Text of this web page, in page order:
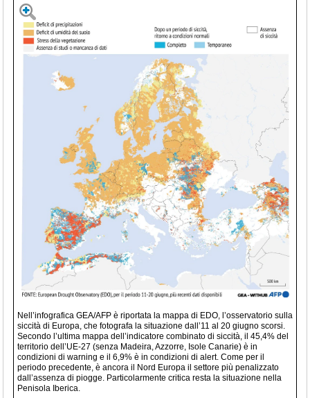
Nell’infografica GEA/AFP è riportata la mappa di EDO, l’osservatorio sulla
siccità di Europa, che fotografa la situazione dall’11 al 20 giugno scorsi.
Secondo l’ultima mappa dell’indicatore combinato di siccità, il 45,4% del
territorio dell’UE-27 (senza Madeira, Azzorre, Isole Canarie) è in
condizioni di warning e il 6,9% è in condizioni di alert. Come per il
periodo precedente, è ancora il Nord Europa il settore più penalizzato
dall’assenza di piogge. Particolarmente critica resta la situazione nella
Penisola Iberica.